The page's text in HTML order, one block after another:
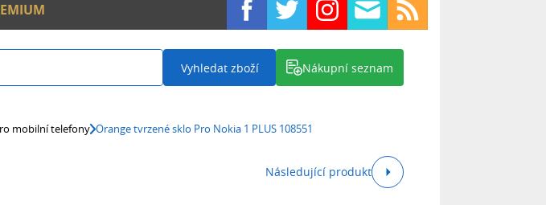
Vyhledat zboží Nákupní seznam
mobilní telefony Orange tvrzené sklo Pro Nokia 1 PLUS 108551
Následující produkt